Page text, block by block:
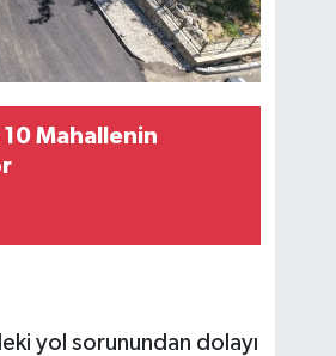
10 Mahallenin
yol sorunundan dolayı